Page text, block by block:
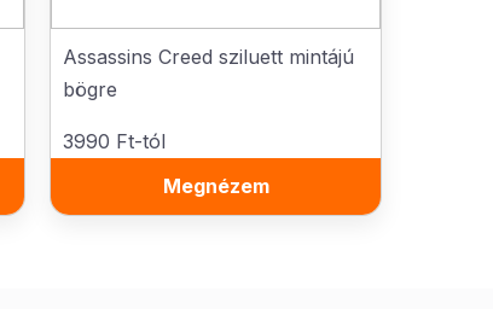
Assassins Creed sziluett mintájú
bögre
3990 Ft-tól
Megnézem